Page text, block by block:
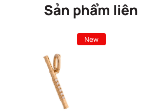
Sản phẩm
New